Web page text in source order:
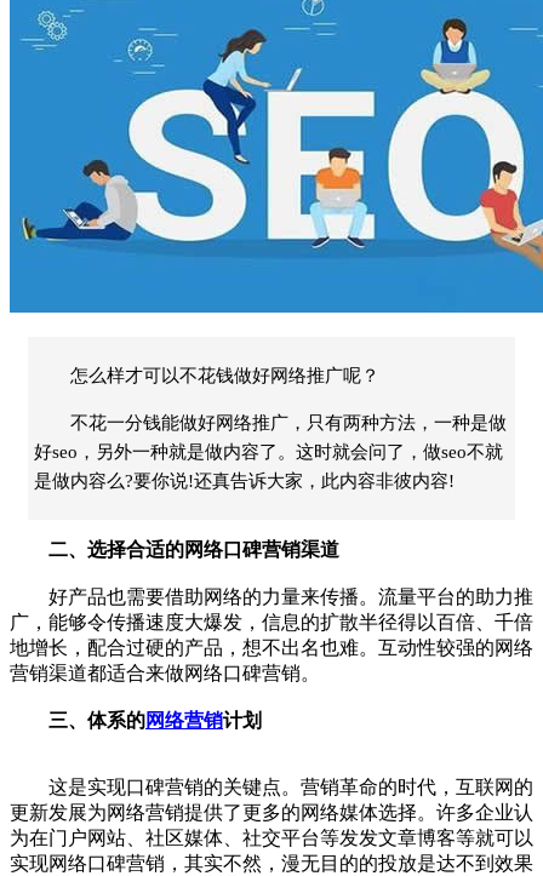
怎么样才可以不花钱做好网络推广呢？
不花一分钱能做好网络推广，只有两种方法，一种是做
好seo，另外一种就是做内容了。这时就会问了，做seo不就
是做内容么?要你说!还真告诉大家，此内容非彼内容!
二、选择合适的网络口碑营销渠道
好产品也需要借助网络的力量来传播。流量平台的助力推
广，能够令传播速度大爆发，信息的扩散半径得以百倍、千倍
地增长，配合过硬的产品，想不出名也难。互动性较强的网络
营销渠道都适合来做网络口碑营销。
三、体系的网络营销计划
这是实现口碑营销的关键点。营销革命的时代，互联网的
更新发展为网络营销提供了更多的网络媒体选择。许多企业认
为在门户网站、社区媒体、社交平台等发发文章博客等就可以
实现网络口碑营销，其实不然，漫无目的的投放是达不到效果